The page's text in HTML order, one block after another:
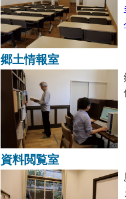
郷土情報室
資料閲覧室